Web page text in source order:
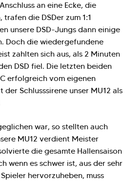
an eine Ecke, die
die DSDer zum 1:1
unsere DSD-Jungs dann einige
Doch die wiedergefundene
zahlten sich aus, als 2 Minuten
DSD fiel. Die letzten beiden
erfolgreich vom eigenen
Schlusssirene unser MU12 als
war, so stellten auch
MU12 verdient Meister
die gesamte Hallensaison
wenn es schwer ist, aus der sehr
hervorzuheben, muss